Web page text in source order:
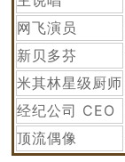
网飞演员
新贝多芬
米其林星级厨师
经纪公司 CEO
顶流偶像